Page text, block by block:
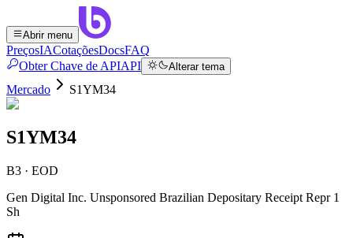
Abrir menu
PreçosIACotaçõesDocsFAQ
Obter Chave de APIAPI Alterar tema
Mercado S1YM34
S1YM34
B3 · EOD
Gen Digital Inc. Unsponsored Brazilian Depositary Receipt Repr 1
Sh